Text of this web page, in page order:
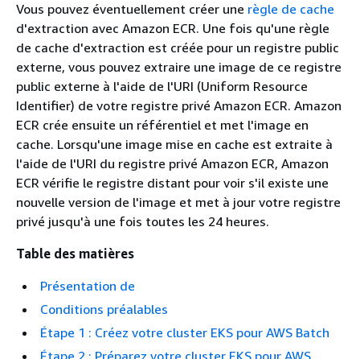
Vous pouvez éventuellement créer une règle de cache
d'extraction avec Amazon ECR. Une fois qu'une règle
de cache d'extraction est créée pour un registre public
externe, vous pouvez extraire une image de ce registre
public externe à l'aide de l'URI (Uniform Resource
Identifier) de votre registre privé Amazon ECR. Amazon
ECR crée ensuite un référentiel et met l'image en
cache. Lorsqu'une image mise en cache est extraite à
l'aide de l'URI du registre privé Amazon ECR, Amazon
ECR vérifie le registre distant pour voir s'il existe une
nouvelle version de l'image et met à jour votre registre
privé jusqu'à une fois toutes les 24 heures.
Table des matières
Présentation de
Conditions préalables
Étape 1 : Créez votre cluster EKS pour AWS Batch
Étape 2 : Préparez votre cluster EKS pour AWS